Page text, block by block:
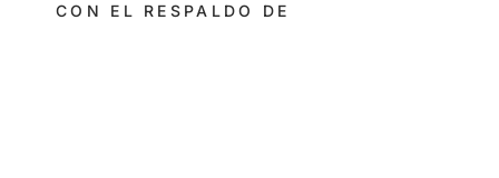
CON EL RESPALDO DE